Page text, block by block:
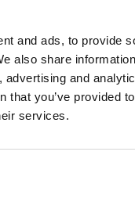
and ads, to provide
also share
and
that you’ve provided
services.
ΠΑΕΕΚ ΚΕΡΥΝΕΙΑΣ 29'
ΠΑΕΕΚ ΚΕΡΥΝΕΙΑΣ 82'